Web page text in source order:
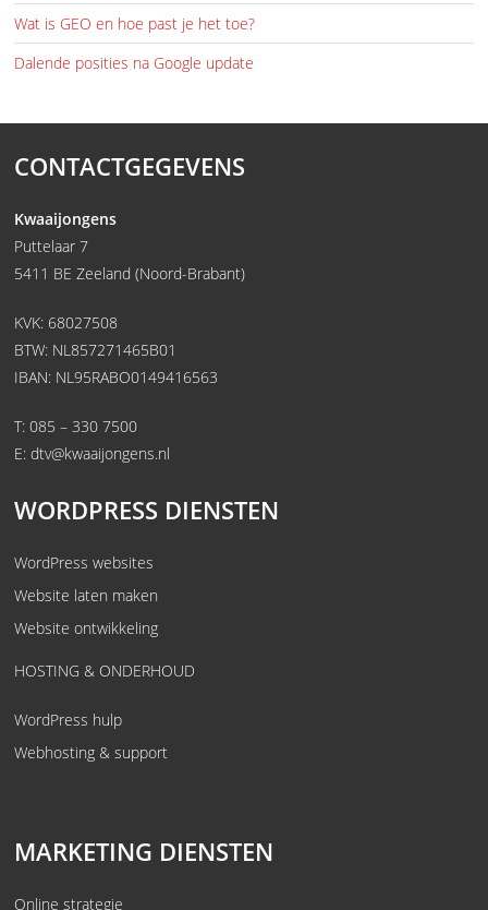
Wat is GEO en hoe past je het toe?
Dalende posities na Google update
CONTACTGEGEVENS
Kwaaijongens
Puttelaar 7
5411 BE Zeeland (Noord-Brabant)
KVK: 68027508
BTW: NL857271465B01
IBAN: NL95RABO0149416563
T:085 – 330 7500
E:dtv@kwaaijongens.nl
WORDPRESS DIENSTEN
WordPress websites
Website laten maken
Website ontwikkeling
HOSTING & ONDERHOUD
WordPress hulp
Webhosting & support
MARKETING DIENSTEN
Online strategie